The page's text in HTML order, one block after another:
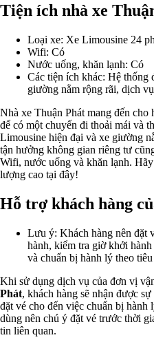
Tiện ích nhà xe
Loại xe: Xe Limousine 24
Wifi: Có
Nước uống, khăn lạnh: Có
Các tiện ích khác: Hệ
giường nằm rộng rãi, dịch
Nhà xe Thuận Phát mang đến
để có một chuyến đi thoải mái và
Limousine hiện đại và xe giường
tận hưởng không gian riêng tư
Wifi, nước uống và khăn lạnh.
lượng cao tại đây!
Hỗ trợ khách hàng
Lưu ý: Khách hàng nên đặt
hành, kiểm tra giờ khởi
và chuẩn bị hành lý theo
Khi sử dụng dịch vụ của đơn vị
Phát, khách hàng sẽ nhận được
đặt vé cho đến việc chuẩn bị
dùng nên chú ý đặt vé trước thời
tin liên quan.